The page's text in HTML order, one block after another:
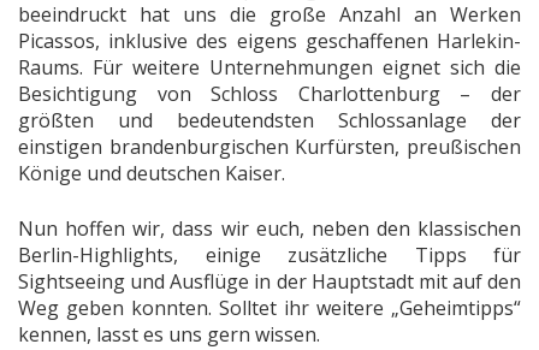
beeindruckt hat uns die große Anzahl an Werken
Picassos, inklusive des eigens geschaffenen Harlekin-
Raums. Für weitere Unternehmungen eignet sich die
Besichtigung von Schloss Charlottenburg – der
größten und bedeutendsten Schlossanlage der
einstigen brandenburgischen Kurfürsten, preußischen
Könige und deutschen Kaiser.
Nun hoffen wir, dass wir euch, neben den klassischen
Berlin-Highlights, einige zusätzliche Tipps für
Sightseeing und Ausflüge in der Hauptstadt mit auf den
Weg geben konnten. Solltet ihr weitere „Geheimtipps“
kennen, lasst es uns gern wissen.